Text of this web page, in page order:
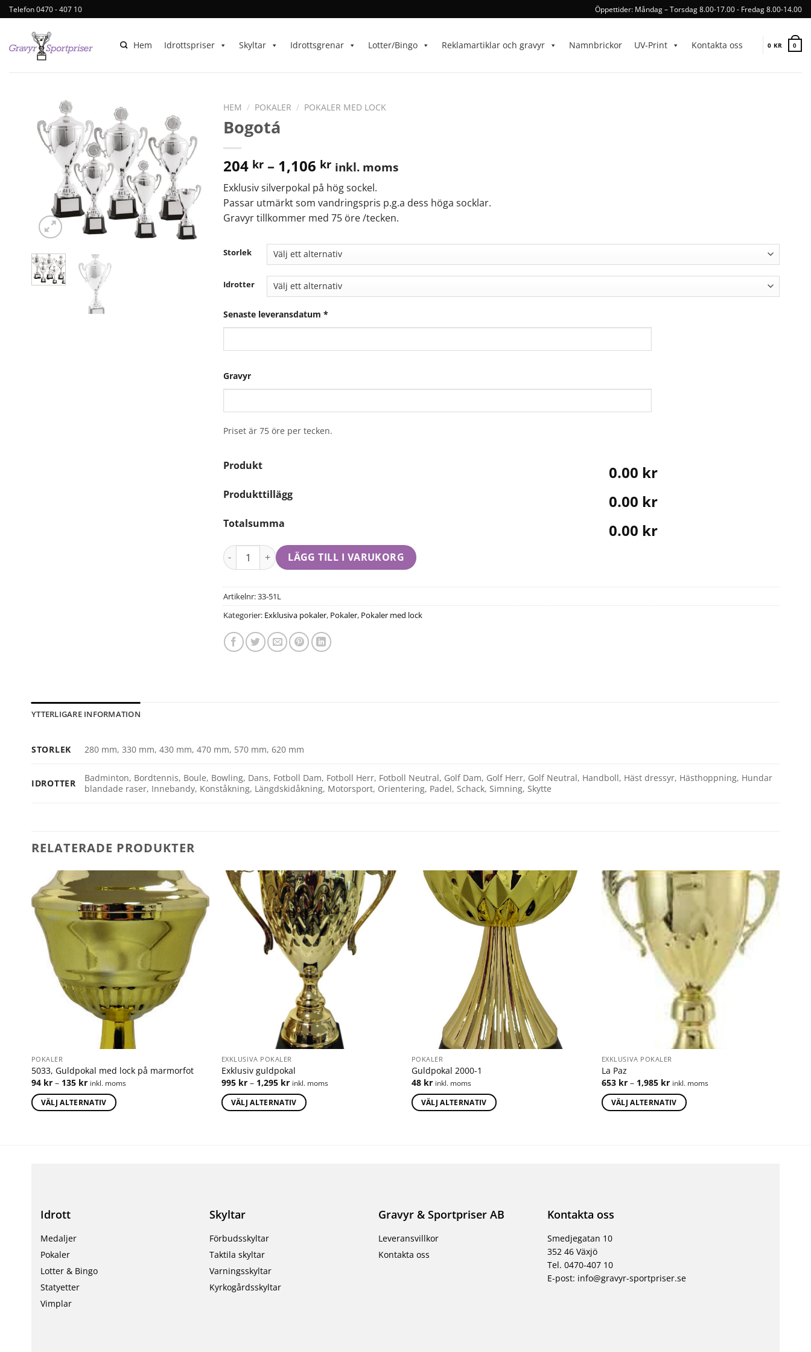
Telefon 0470 - 407 10 Öppettider: Måndag – Torsdag 8.00-17.00 - Fredag 8.00-14.00
Hem Idrottspriser Skyltar Idrottsgrenar Lotter/Bingo Reklamartiklar och gravyr Namnbrickor UV-Print Kontakta oss 0 KR 0
HEM / POKALER / POKALER MED LOCK
Bogotá
204 kr – 1,106 kr inkl. moms
Exklusiv silverpokal på hög sockel.
Passar utmärkt som vandringspris p.g.a dess höga socklar.
Gravyr tillkommer med 75 öre /tecken.
Storlek
Idrotter
Senaste leveransdatum *
Gravyr
Priset är 75 öre per tecken.
Produkt 0.00 kr
Produkttillägg 0.00 kr
Totalsumma 0.00 kr
LÄGG TILL I VARUKORG
Artikelnr:33-51L
Kategorier: Exklusiva pokaler, Pokaler, Pokaler med lock
YTTERLIGARE INFORMATION
STORLEK 280 mm, 330 mm, 430 mm, 470 mm, 570 mm, 620 mm
IDROTTER
Badminton, Bordtennis, Boule, Bowling, Dans, Fotboll Dam, Fotboll Herr, Fotboll Neutral, Golf Dam, Golf Herr, Golf Neutral, Handboll, Häst dressyr, Hästhoppning, Hundar
blandade raser, Innebandy, Konståkning, Längdskidåkning, Motorsport, Orientering, Padel, Schack, Simning, Skytte
RELATERADE PRODUKTER
POKALER
5033, Guldpokal med lock på marmorfot
94 kr – 135 kr inkl. moms
VÄLJ ALTERNATIV
EXKLUSIVA POKALER
Exklusiv guldpokal
995 kr – 1,295 kr inkl. moms
VÄLJ ALTERNATIV
POKALER
Guldpokal 2000-1
48 kr inkl. moms
VÄLJ ALTERNATIV
EXKLUSIVA POKALER
La Paz
653 kr – 1,985 kr inkl. moms
VÄLJ ALTERNATIV
Idrott
Medaljer
Pokaler
Lotter & Bingo
Statyetter
Vimplar
Skyltar
Förbudsskyltar
Taktila skyltar
Varningsskyltar
Kyrkogårdsskyltar
Gravyr & Sportpriser AB
Leveransvillkor
Kontakta oss
Kontakta oss
Smedjegatan 10
352 46 Växjö
Tel. 0470-407 10
E-post: info@gravyr-sportpriser.se